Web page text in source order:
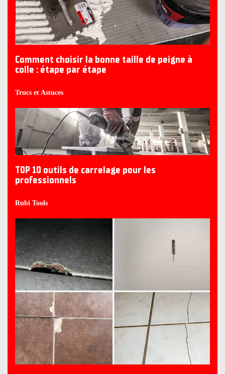
Comment choisir la bonne taille de peigne à
colle : étape par étape
Trucs et Astuces
TOP 10 outils de carrelage pour les
professionnels
Rubi Tools